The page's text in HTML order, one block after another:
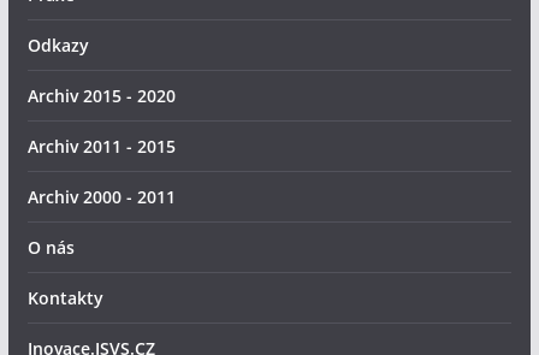
Odkazy
Archiv 2015 - 2020
Archiv 2011 - 2015
Archiv 2000 - 2011
O nás
Kontakty
Inovace.ISVS.CZ